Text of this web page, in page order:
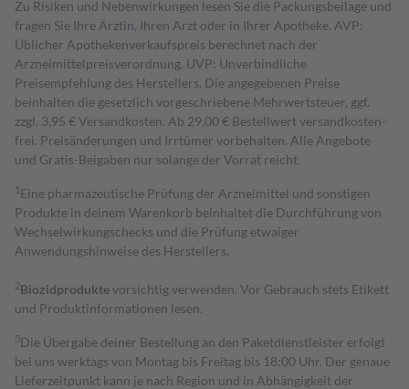
Zu Risiken und Nebenwirkungen lesen Sie die Packungsbeilage und
fragen Sie Ihre Ärztin, Ihren Arzt oder in Ihrer Apotheke. AVP:
Üblicher Apothekenverkaufspreis berechnet nach der
Arzneimittelpreisverordnung. UVP: Unverbindliche
Preisempfehlung des Herstellers. Die angegebenen Preise
beinhalten die gesetzlich vorgeschriebene Mehrwertsteuer, ggf.
zzgl. 3,95 € Versandkosten. Ab 29,00 € Bestell­wert versand­kosten­
frei. Preisänderungen und Irrtümer vorbehalten. Alle Angebote
und Gratis-Beigaben nur solange der Vorrat reicht.
1 Eine pharmazeutische Prüfung der Arzneimittel und sonstigen
Produkte in deinem Warenkorb beinhaltet die Durchführung von
Wechselwirkungschecks und die Prüfung etwaiger
Anwendungshinweise des Herstellers.
2Biozidproduktevorsichtig verwenden. Vor Gebrauch stets Etikett
und Produktinformationen lesen.
3Die Übergabe deiner Bestellung an den Paketdienstleister erfolgt
bei uns werktags von Montag bis Freitag bis 18:00 Uhr. Der genaue
Lieferzeitpunkt kann je nach Region und in Abhängigkeit der